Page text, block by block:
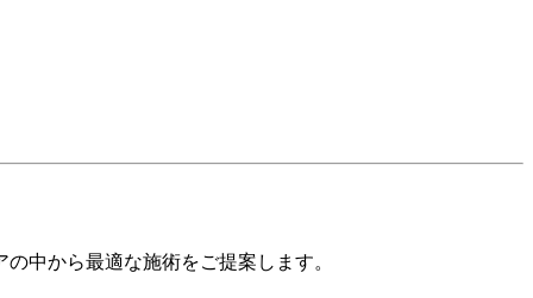
中から最適な施術をご提案します。